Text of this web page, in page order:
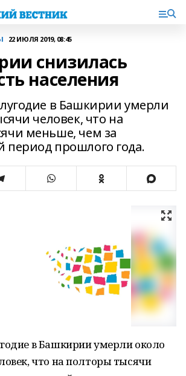
22 ИЮЛЯ 2019, 08:45
снизилась
населения
в Башкирии умерли
человек, что на
меньше, чем за
период прошлого года.
в Башкирии умерли около
что на полторы тысячи